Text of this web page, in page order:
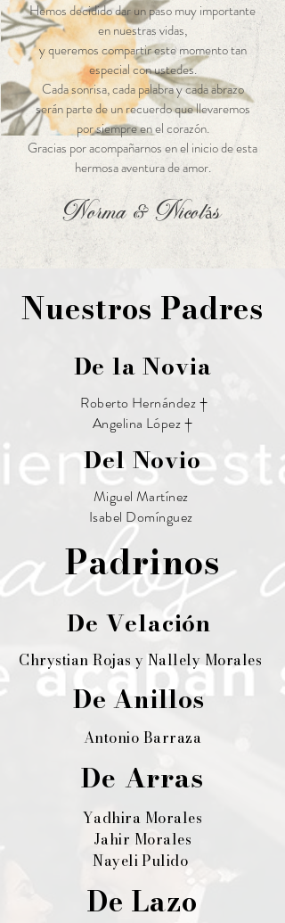
Hemos decidido dar un paso muy importante
en nuestras vidas,
y queremos compartir este momento tan
especial con ustedes.
Cada sonrisa, cada palabra y cada abrazo
serán parte de un recuerdo que llevaremos
por siempre en el corazón.
Gracias por acompañarnos en el inicio de esta
hermosa aventura de amor.
Norma & Nicolás
Nuestros Padres
De la Novia
Roberto Hernández †
Angelina López †
Del Novio
Miguel Martínez
Isabel Domínguez
Padrinos
De Velación
Chrystian Rojas y Nallely Morales
De Anillos
Antonio Barraza
De Arras
Yadhira Morales
Jahir Morales
Nayeli Pulido
De Lazo